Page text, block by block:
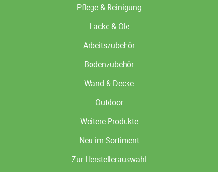
Pflege & Reinigung
Lacke & Öle
Arbeitszubehör
Bodenzubehör
Wand & Decke
Outdoor
Weitere Produkte
Neu im Sortiment
Zur Herstellerauswahl